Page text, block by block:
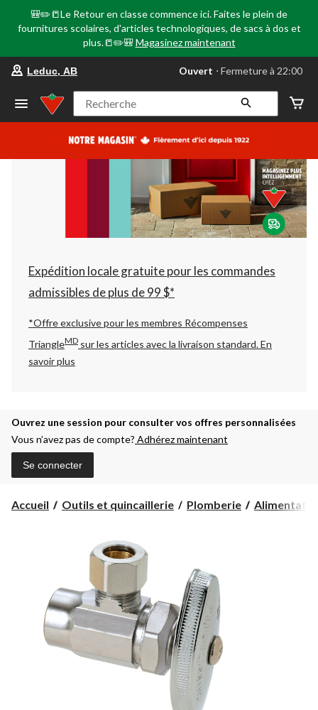
🎒✏️📒Le Retour en classe commence ici. Faites le plein de
fournitures scolaires, d'articles technologiques, de sacs à dos et
plus.📒✏️🎒 Magasinez maintenant
votre
préféré
Leduc,
AB,
courament
Fermeture
à
22:00
cliquer
pour
changer
Leduc, AB Ouvert ⋅ Fermeture à 22:00
Recherche
Expédition locale gratuite pour les commandes
admissibles de plus de 99 $*
*Offre exclusive pour les membres Récompenses
TriangleMD sur les articles avec la livraison standard.En
savoir plus
Ouvrez une session pour consulter vos offres personnalisées
Vous n’avez pas de compte? Adhérez maintenant
Se connecter
Accueil Outils et quincaillerie Plomberie